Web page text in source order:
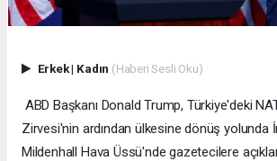
Erkek| Kadın (Haberi Sesli Oku)
ABD Başkanı Donald Trump, Türkiye'deki
Zirvesi'nin ardından ülkesine dönüş yolunda
Mildenhall Hava Üssü'nde gazetecilere